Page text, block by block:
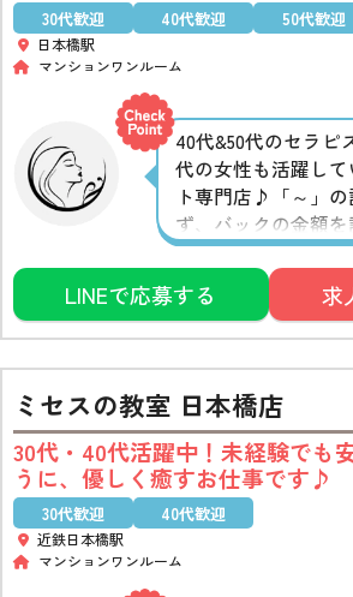
30代歓迎 40代歓迎 50代歓迎
日本橋駅
マンションワンルーム
40代&50代のセラピ
代の女性も活躍し
ト専門店♪「～」
ず、バックの金額
れています。ベー
なので未経験の方も
稼げるところが魅
ったプロの女性講
指導も受けられます
LINEで応募する 求
ミセスの教室 日本橋店
30代・40代活躍中！未経験でも
うに、優しく癒すお仕事です♪
30代歓迎 40代歓迎
近鉄日本橋駅
マンションワンルーム